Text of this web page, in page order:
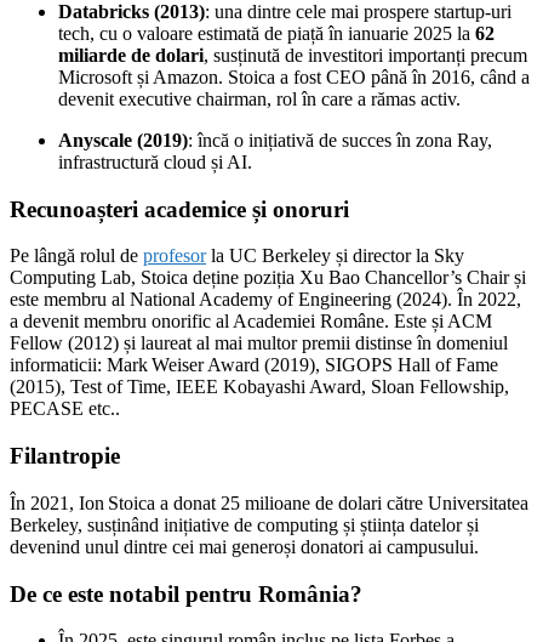
Databricks (2013): una dintre cele mai prospere startup-uri
tech, cu o valoare estimată de piață în ianuarie 2025 la 62
miliarde de dolari, susținută de investitori importanți precum
Microsoft și Amazon. Stoica a fost CEO până în 2016, când a
devenit executive chairman, rol în care a rămas activ.
Anyscale (2019): încă o inițiativă de succes în zona Ray,
infrastructură cloud și AI.
Recunoașteri academice și onoruri
Pe lângă rolul de profesorla UC Berkeley și director la Sky
Computing Lab, Stoica deține poziția Xu Bao Chancellor’s Chair și
este membru al National Academy of Engineering (2024). În 2022,
a devenit membru onorific al Academiei Române. Este și ACM
Fellow (2012) și laureat al mai multor premii distinse în domeniul
informaticii: Mark Weiser Award (2019), SIGOPS Hall of Fame
(2015), Test of Time, IEEE Kobayashi Award, Sloan Fellowship,
PECASE etc..
Filantropie
În 2021, Ion Stoica a donat 25 milioane de dolari către Universitatea
Berkeley, susținând inițiative de computing și știința datelor și
devenind unul dintre cei mai generoși donatori ai campusului.
De ce este notabil pentru România?